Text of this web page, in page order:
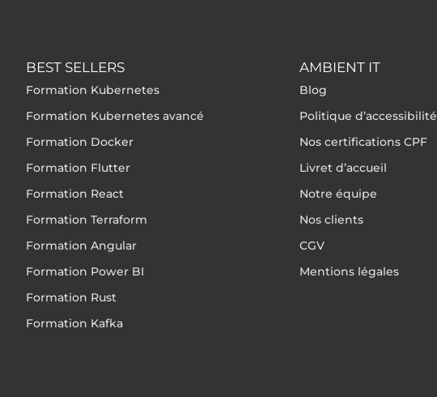
BEST SELLERS
Formation Kubernetes
Formation Kubernetes avancé
Formation Docker
Formation Flutter
Formation React
Formation Terraform
Formation Angular
Formation Power BI
Formation Rust
Formation Kafka
AMBIENT IT
Blog
Politique d’accessibilité
Nos certifications CPF
Livret d’accueil
Notre équipe
Nos clients
CGV
Mentions légales